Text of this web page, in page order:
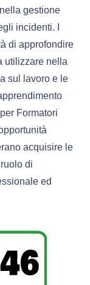
gestione
incidenti. I
di approfondire
utilizzare nella
sul lavoro e le
Formatori
acquisire le
di
ed